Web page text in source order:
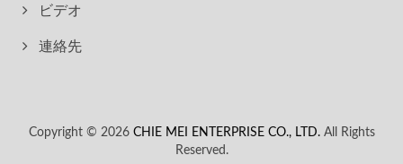
ビデオ
連絡先
Copyright © 2026 CHIE MEI ENTERPRISE CO., LTD.All Rights
Reserved.